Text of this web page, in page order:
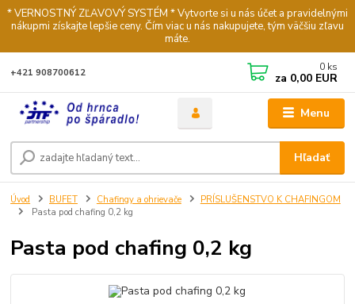
* VERNOSTNÝ ZĽAVOVÝ SYSTÉM * Vytvorte si u nás účet a pravidelnými
nákupmi získajte lepšie ceny. Čím viac u nás nakupujete, tým väčšiu zľavu
máte.
Menu
Hľadať
+421 908700612 0 ks
za 0,00 EUR
Úvod BUFET Chafingy a ohrievače
PRÍSLUŠENSTVO K CHAFINGOM
Pasta pod chafing 0,2 kg
Pasta pod chafing 0,2 kg